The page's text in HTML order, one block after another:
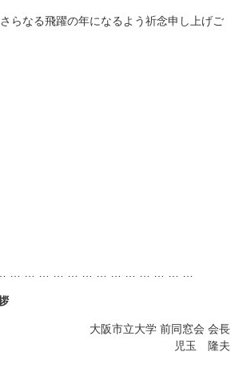
らなる飛躍の年になるよう祈念申し上げご
大阪市立大学 前同窓会 会長
児玉 隆夫